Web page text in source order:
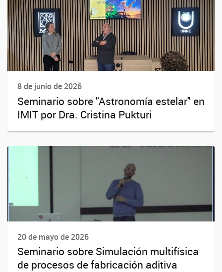
8 de junio de 2026
Seminario sobre "Astronomía estelar" en
IMIT por Dra. Cristina Pukturi
20 de mayo de 2026
Seminario sobre Simulación multifísica
de procesos de fabricación aditiva